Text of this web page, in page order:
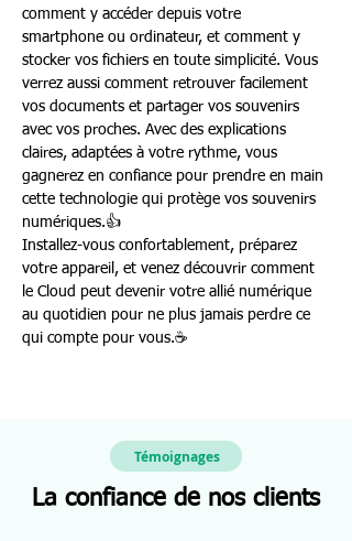
comment y accéder depuis votre
smartphone ou ordinateur, et comment y
stocker vos fichiers en toute simplicité. Vous
verrez aussi comment retrouver facilement
vos documents et partager vos souvenirs
avec vos proches. Avec des explications
claires, adaptées à votre rythme, vous
gagnerez en confiance pour prendre en main
cette technologie qui protège vos souvenirs
numériques.👍
Installez-vous confortablement, préparez
votre appareil, et venez découvrir comment
le Cloud peut devenir votre allié numérique
au quotidien pour ne plus jamais perdre ce
qui compte pour vous.☕
Témoignages
La confiance de nos clients